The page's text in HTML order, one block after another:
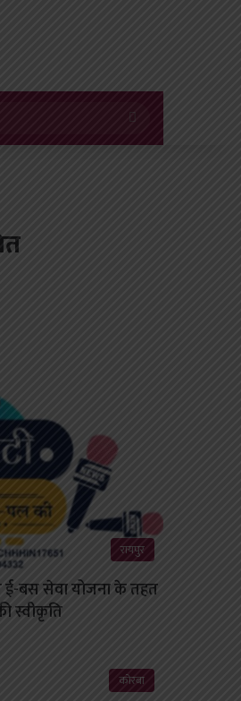
Search
for
रायपुर
ई-बस सेवा योजना के तहत
स्वीकृति
कोरबा